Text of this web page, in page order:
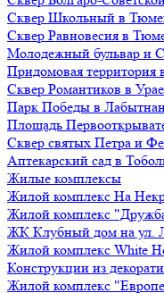
Сквер Школьный в
Сквер Равновесия в
Молодежный бульвар и
Придомовая территория
Сквер Романтиков в Урае
Парк Победы в
Площадь
Сквер святых Петра и
Аптекарский сад в
Жилые комплексы
Жилой комплекс На
Жилой комплекс
ЖК Клубный дом на ул.
Жилой комплекс White
Конструкции из
Жилой комплекс